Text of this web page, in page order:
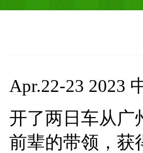
Apr.22-23 2023
开了两日车从广
前辈的带领，获